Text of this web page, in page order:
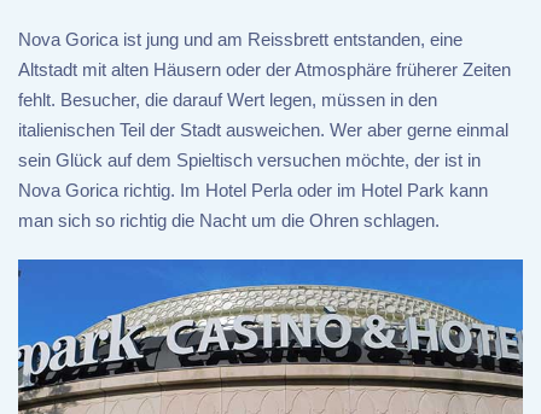
Nova Gorica ist jung und am Reissbrett entstanden, eine
Altstadt mit alten Häusern oder der Atmosphäre früherer Zeiten
fehlt. Besucher, die darauf Wert legen, müssen in den
italienischen Teil der Stadt ausweichen. Wer aber gerne einmal
sein Glück auf dem Spieltisch versuchen möchte, der ist in
Nova Gorica richtig. Im Hotel Perla oder im Hotel Park kann
man sich so richtig die Nacht um die Ohren schlagen.